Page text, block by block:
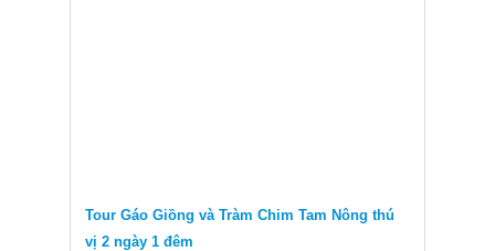
Tour Gáo Giồng và Tràm Chim Tam Nông thú
vị 2 ngày 1 đêm